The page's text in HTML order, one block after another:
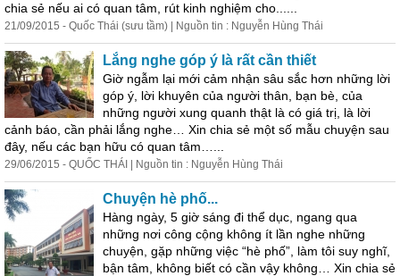
chia sẻ nếu ai có quan tâm, rút kinh nghiệm cho......
21/09/2015 - Quốc Thái (sưu tầm) | Nguồn tin : Nguyễn Hùng Thái
Lắng nghe góp ý là rất cần thiết
Giờ ngẫm lại mới cảm nhận sâu sắc hơn những lời
góp ý, lời khuyên của người thân, bạn bè, của
những người xung quanh thật là có giá trị, là lời
cảnh báo, cần phải lắng nghe… Xin chia sẻ một số mẫu chuyện sau
đây, nếu các bạn hữu có quan tâm…...
29/06/2015 - QUỐC THÁI | Nguồn tin : Nguyễn Hùng Thái
Chuyện hè phố...
Hàng ngày, 5 giờ sáng đi thể dục, ngang qua
những nơi công cộng không ít lần nghe những
chuyện, gặp những việc “hè phố”, làm tôi suy nghĩ,
bận tâm, không biết có cần vậy không… Xin chia sẻ